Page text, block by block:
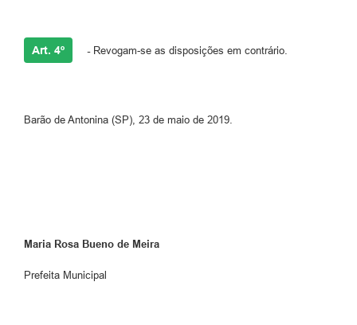
Art. 4º -Revogam-se as disposições em contrário.
Barão de Antonina (SP), 23 de maio de 2019.
Maria Rosa Bueno de Meira
Prefeita Municipal